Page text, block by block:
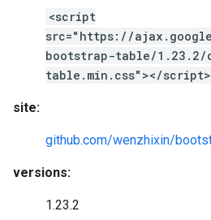
<script
src="https://
bootstrap-table/
table.min.css"></script>
site:
github.com/wenzhixin/
versions:
1.23.2